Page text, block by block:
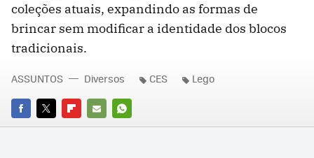
coleções atuais, expandindo as formas de
brincar sem modificar a identidade dos blocos
tradicionais.
FACEBOOK
TWITTERFLIPBOARD
E-
WHATSAPP
ASSUNTOS Diversos CES Lego